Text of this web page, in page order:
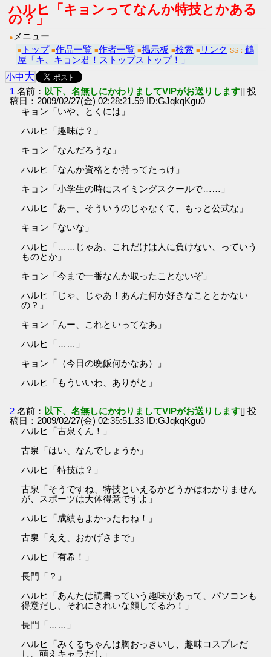
ハルヒ「キョンってなんか特技とかある
の？」
● メニュー
■ トップ ■作品一覧 ■作者一覧 ■掲示板 ■検索 ■ リンク SS： 鶴
屋「キ、キョン君！ストップストップ！」
小中大
1 名前： 以下、名無しにかわりましてVIPがお送りします[] 投
稿日：2009/02/27(金) 02:28:21.59 ID:GJqkqKgu0
キョン「いや、とくには」
ハルヒ「趣味は？」
キョン「なんだろうな」
ハルヒ「なんか資格とか持ってたっけ」
キョン「小学生の時にスイミングスクールで……」
ハルヒ「あー、そういうのじゃなくて、もっと公式な」
キョン「ないな」
ハルヒ「……じゃあ、これだけは人に負けない、っていう
ものとか」
キョン「今まで一番なんか取ったことないぞ」
ハルヒ「じゃ、じゃあ！あんた何か好きなこととかない
の？」
キョン「んー、これといってなあ」
ハルヒ「……」
キョン「（今日の晩飯何かなあ）」
ハルヒ「もういいわ、ありがと」
2 名前： 以下、名無しにかわりましてVIPがお送りします[] 投
稿日：2009/02/27(金) 02:35:51.33 ID:GJqkqKgu0
ハルヒ「古泉くん！」
古泉「はい、なんでしょうか」
ハルヒ「特技は？」
古泉「そうですね、特技といえるかどうかはわかりません
が、スポーツは大体得意ですよ」
ハルヒ「成績もよかったわね！」
古泉「ええ、おかげさまで」
ハルヒ「有希！」
長門「？」
ハルヒ「あんたは読書っていう趣味があって、パソコンも
得意だし、それにきれいな顔してるわ！」
長門「……」
ハルヒ「みくるちゃんは胸おっきいし、趣味コスプレだ
し、萌えキャラだし」